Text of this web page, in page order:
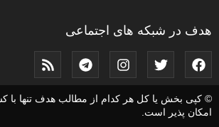
هدف در شبکه های اجتماعی
© کپی بخش یا کل هر کدام از مطالب هدف تنها
امکان پذیر است.